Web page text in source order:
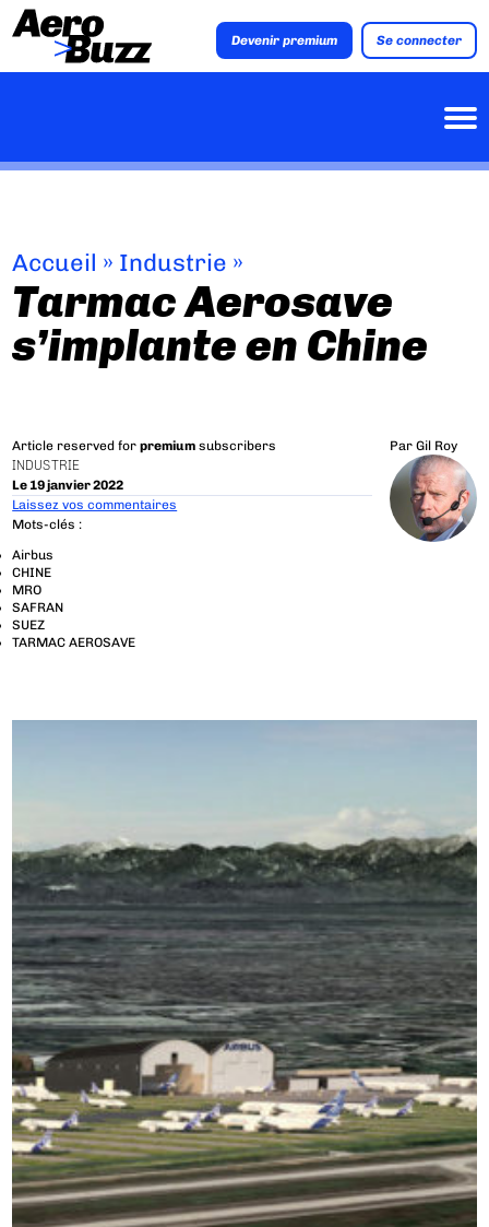
Devenir premium Se connecter
Accueil » Industrie »
Tarmac Aerosave
s’implante en Chine
Article reserved forpremium subscribers
INDUSTRIE
Le 19 janvier 2022
Par Gil Roy
Laissez vos commentaires
Mots-clés :
Airbus
CHINE
MRO
SAFRAN
SUEZ
TARMAC AEROSAVE